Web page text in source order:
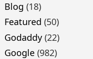
Blog (18)
Featured (50)
Godaddy(22)
Google(982)